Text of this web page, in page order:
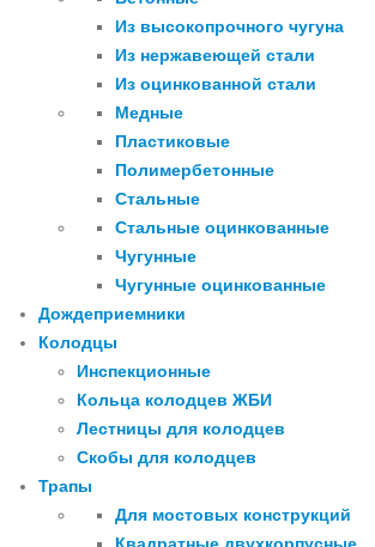
Из высокопрочного чугуна
Из нержавеющей стали
Из оцинкованной стали
Медные
Пластиковые
Полимербетонные
Стальные
Стальные оцинкованные
Чугунные
Чугунные оцинкованные
Дождеприемники
Колодцы
Инспекционные
Кольца колодцев ЖБИ
Лестницы для колодцев
Скобы для колодцев
Трапы
Для мостовых конструкций